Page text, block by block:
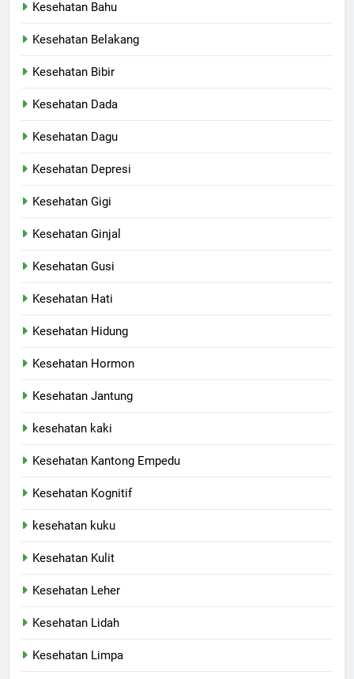
Kesehatan Bahu
Kesehatan Belakang
Kesehatan Bibir
Kesehatan Dada
Kesehatan Dagu
Kesehatan Depresi
Kesehatan Gigi
Kesehatan Ginjal
Kesehatan Gusi
Kesehatan Hati
Kesehatan Hidung
Kesehatan Hormon
Kesehatan Jantung
kesehatan kaki
Kesehatan Kantong Empedu
Kesehatan Kognitif
kesehatan kuku
Kesehatan Kulit
Kesehatan Leher
Kesehatan Lidah
Kesehatan Limpa